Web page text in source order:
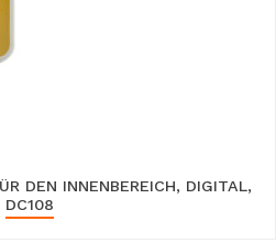
DEN INNENBEREICH, DIGITAL,
DC108